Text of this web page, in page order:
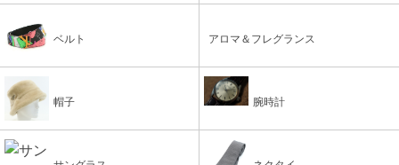
ベルト アロマ＆フレグランス
帽子 腕時計